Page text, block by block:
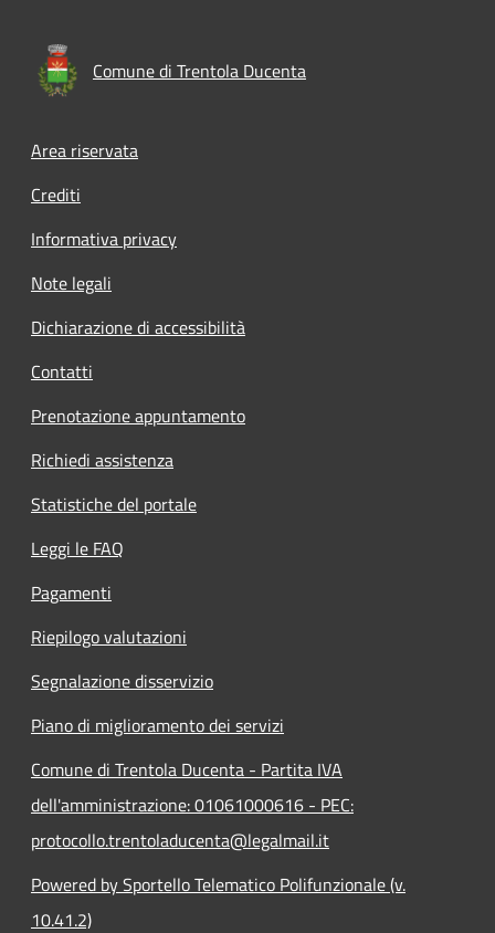
Comune di Trentola Ducenta
Footer menu
Area riservata
Crediti
Informativa privacy
Note legali
Dichiarazione di accessibilità
Contatti
Prenotazione appuntamento
Richiedi assistenza
Statistiche del portale
Leggi le FAQ
Pagamenti
Riepilogo valutazioni
Segnalazione disservizio
Piano di miglioramento dei servizi
Comune di Trentola Ducenta - Partita IVA
dell'amministrazione: 01061000616 - PEC:
protocollo.trentoladucenta@legalmail.it
Powered by Sportello Telematico Polifunzionale (v.
10.41.2)